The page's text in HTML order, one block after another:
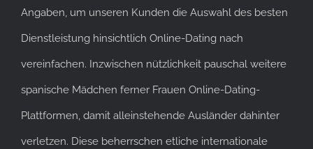
Angaben, um unseren Kunden die Auswahl des besten
Dienstleistung hinsichtlich Online-Dating nach
vereinfachen. Inzwischen nützlichkeit pauschal weitere
spanische Mädchen ferner Frauen Online-Dating-
Plattformen, damit alleinstehende Ausländer dahinter
verletzen. Diese beherrschen etliche internationale